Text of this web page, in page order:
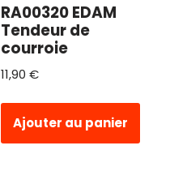
RA00320 EDAM
Tendeur de
courroie
11,90 €
Ajouter au panier